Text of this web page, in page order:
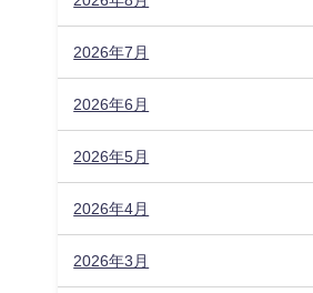
2026年7月
2026年6月
2026年5月
2026年4月
2026年3月